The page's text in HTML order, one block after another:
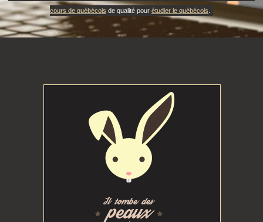
cours de québécois de qualité pour étudier le québécois